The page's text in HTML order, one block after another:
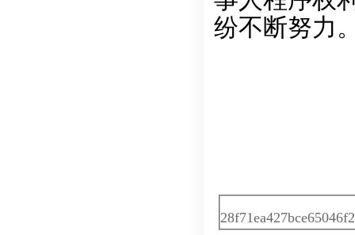
纷不断努力